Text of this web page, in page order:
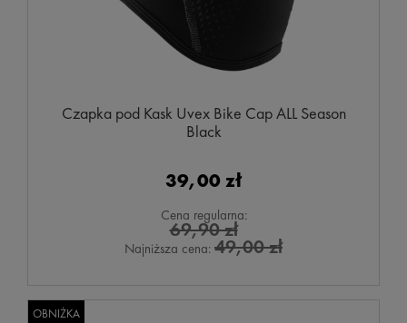
Czapka pod Kask Uvex Bike Cap ALL Season
Black
39,00 zł
Cena regularna:
69,90 zł
Najniższa cena: 49,00 zł
OBNIŻKA